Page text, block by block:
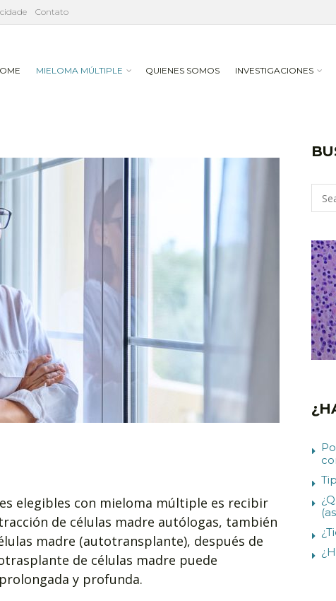
Contato
MIELOMA MÚLTIPLE QUIENES SOMOS INVESTIGACIONES
elegibles con mieloma múltiple es recibir
de células madre autólogas, también
madre (autotransplante), después de
de células madre puede
y profunda.